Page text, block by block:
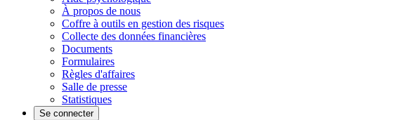
À propos de nous
Coffre à outils en gestion des risques
Collecte des données financières
Documents
Formulaires
Règles d'affaires
Salle de presse
Statistiques
Se connecter